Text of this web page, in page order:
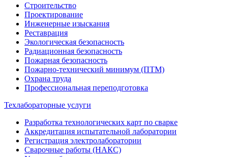
Строительство
Проектирование
Инженерные изыскания
Реставрация
Экологическая безопасность
Радиационная безопасность
Пожарная безопасность
Пожарно-технический минимум (ПТМ)
Охрана труда
Профессиональная переподготовка
Техлабораторные услуги
Разработка технологических карт по сварке
Аккредитация испытательной лаборатории
Регистрация электролаборатории
Сварочные работы (НАКС)